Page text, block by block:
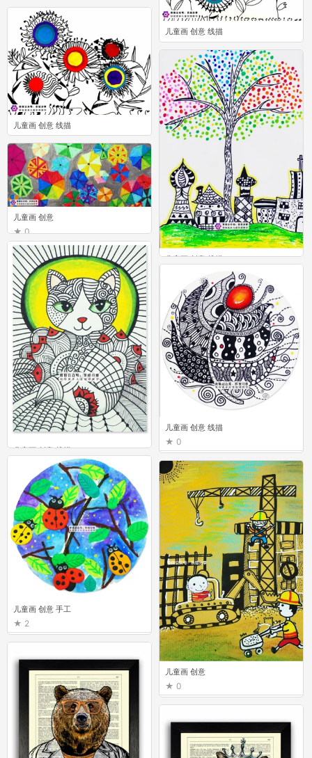
儿童画 创意 线描
0
儿童画 创意
0
儿童画 创意 线描
儿童画 创意 线描
0
儿童画 创意 手工
2
儿童画 创意
0
儿童画 创意 线描
儿童画 创意 线描